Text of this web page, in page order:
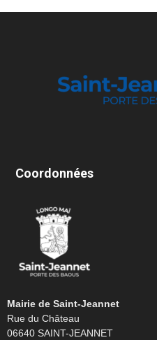
Coordonnées
Mairie de Saint-Jeannet
Rue du Château
06640 SAINT-JEANNET